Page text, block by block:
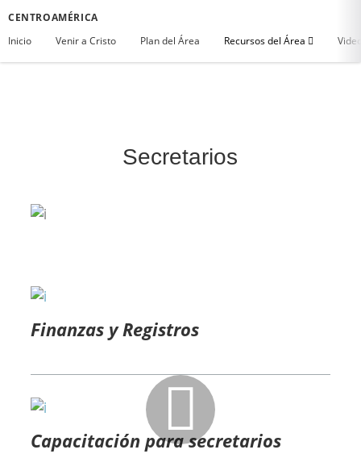
CENTROAMÉRICA
Inicio
Venir a Cristo Plan del Área Recursos del Área
Secretarios
Finanzas y Registros
Capacitación para secretarios